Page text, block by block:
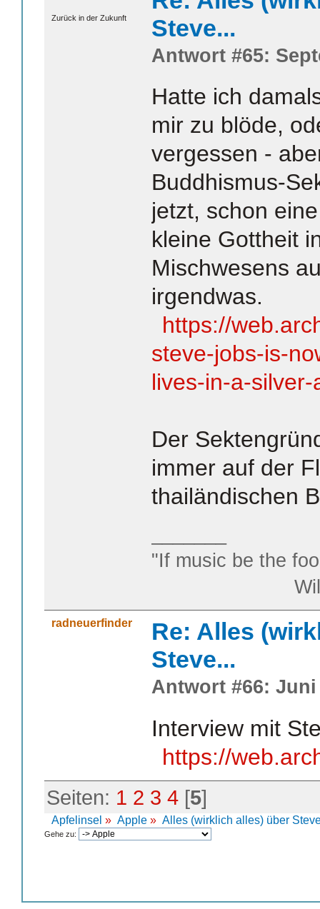
Zurück in der Zukunft
Steve...
Antwort #65:
Hatte ich
mir zu blöde,
vergessen -
Buddhismus-
jetzt, schon
kleine Gottheit
Mischwesens
irgendwas.
https://
steve-jobs-is-
lives-in-a-
Der
immer auf der
thailändischen
"If music be the
William
radneuerfinder
Re: Alles
Steve...
Antwort #66: Juni
Interview mit
https://
Seiten: 1 2 3 4 [5]
Apfelinsel » Apple » Alles (wirklich alles) über
Gehe zu: